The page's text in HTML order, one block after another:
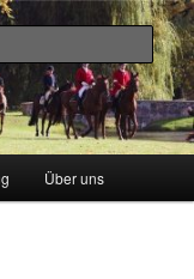
Club
und Brandenburg
Über uns